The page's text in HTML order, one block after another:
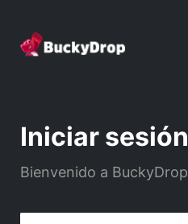
Iniciar sesión
Bienvenido a BuckyDrop